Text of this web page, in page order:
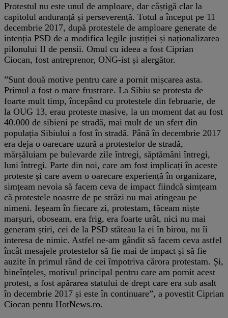
Protestul nu este unul de amploare, dar câștigă clar la
capitolul anduranță și perseverență. Totul a început pe 11
decembrie 2017, după protestele de amploare generate de
intenția PSD de a modifica legile justiției și naționalizarea
pilonului II de pensii. Omul cu ideea a fost Ciprian
Ciocan, fost antreprenor, ONG-ist și alergător.
”Sunt două motive pentru care a pornit mișcarea asta.
Primul a fost o mare frustrare. La Sibiu se protesta de
foarte mult timp, începând cu protestele din februarie, de
la OUG 13, erau proteste masive, la un moment dat au fost
40.000 de sibieni pe stradă, mai mult de un sfert din
populația Sibiului a fost în stradă. Până în decembrie 2017
era deja o oarecare uzură a protestelor de stradă,
mărșăluiam pe bulevarde zile întregi, săptămâni întregi,
luni întregi. Parte din noi, care am fost implicați în aceste
proteste și care avem o oarecare experiență în organizare,
simțeam nevoia să facem ceva de impact fiindcă simțeam
că protestele noastre de pe străzi nu mai atingeau pe
nimeni. Ieșeam în fiecare zi, protestam, făceam niște
marșuri, oboseam, era frig, era foarte urât, nici nu mai
generam știri, cei de la PSD stăteau la ei în birou, nu îi
interesa de nimic. Astfel ne-am gândit să facem ceva astfel
încât mesajele protestelor să fie mai de impact și să fie
auzite în primul rând de cei împotriva cărora protestam. Și,
bineînțeles, motivul principal pentru care am pornit acest
protest, a fost apărarea statului de drept care era sub asalt
în decembrie 2017 și este în continuare”, a povestit Ciprian
Ciocan pentu HotNews.ro.